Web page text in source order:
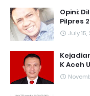
Opini:
Pilpres
July 15,
K Aceh